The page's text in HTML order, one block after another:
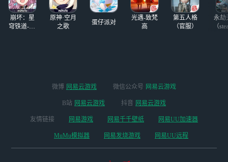
崩坏：星
穹铁道-4.4
原神·空月
之歌
蛋仔派对
光遇-致梵
高
第五人格
（官服）
永劫
（
微博 网易云游戏 微信公众号 网易云游戏
B站 网易云游戏 抖音 网易云游戏
友情链接 网易游戏 网易千千壁纸 网易UU加速器
MuMu模拟器 网易发烧游戏 网易UU远程